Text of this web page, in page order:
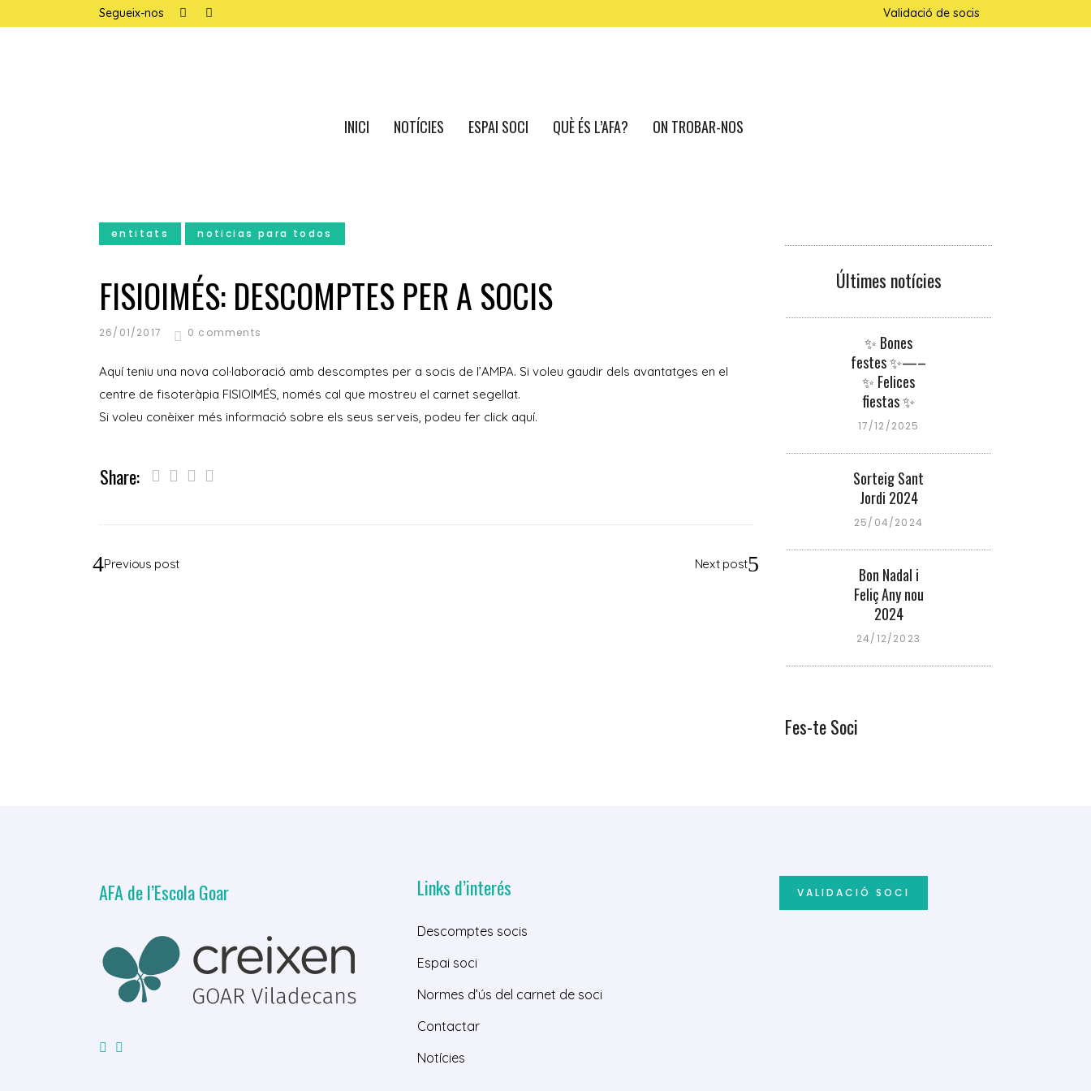
Segueix-nos Validació de socis
INICI NOTÍCIES ESPAI SOCI QUÈ ÉS L’AFA? ON TROBAR-NOS
entitats noticias para todos
FISIOIMÉS: DESCOMPTES PER A SOCIS
26/01/2017 0 comments
Aquí teniu una nova col·laboració amb descomptes per a socis de l’AMPA. Si voleu gaudir dels avantatges en el
centre de fisoteràpia FISIOIMÉS, només cal que mostreu el carnet segellat.
Si voleu conèixer més informació sobre els seus serveis, podeu fer click aquí.
Share:
Previous post Next post
Últimes notícies
✨ Bones
festes ✨—–
✨ Felices
fiestas ✨
17/12/2025
Sorteig Sant
Jordi 2024
25/04/2024
Bon Nadal i
Feliç Any nou
2024
24/12/2023
Fes-te Soci
AFA de l’Escola Goar Links d’interés
Descomptes socis
Espai soci
Normes d’ús del carnet de soci
Contactar
Notícies
VALIDACIÓ SOCI